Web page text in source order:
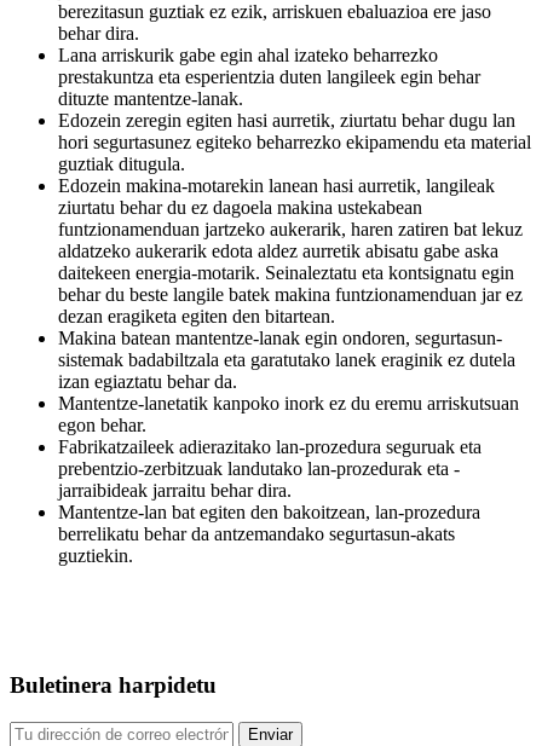
berezitasun guztiak ez ezik, arriskuen ebaluazioa ere jaso
behar dira.
Lana arriskurik gabe egin ahal izateko beharrezko
prestakuntza eta esperientzia duten langileek egin behar
dituzte mantentze-lanak.
Edozein zeregin egiten hasi aurretik, ziurtatu behar dugu lan
hori segurtasunez egiteko beharrezko ekipamendu eta material
guztiak ditugula.
Edozein makina-motarekin lanean hasi aurretik, langileak
ziurtatu behar du ez dagoela makina ustekabean
funtzionamenduan jartzeko aukerarik, haren zatiren bat lekuz
aldatzeko aukerarik edota aldez aurretik abisatu gabe aska
daitekeen energia-motarik. Seinaleztatu eta kontsignatu egin
behar du beste langile batek makina funtzionamenduan jar ez
dezan eragiketa egiten den bitartean.
Makina batean mantentze-lanak egin ondoren, segurtasun-
sistemak badabiltzala eta garatutako lanek eraginik ez dutela
izan egiaztatu behar da.
Mantentze-lanetatik kanpoko inork ez du eremu arriskutsuan
egon behar.
Fabrikatzaileek adierazitako lan-prozedura seguruak eta
prebentzio-zerbitzuak landutako lan-prozedurak eta -
jarraibideak jarraitu behar dira.
Mantentze-lan bat egiten den bakoitzean, lan-prozedura
berrelikatu behar da antzemandako segurtasun-akats
guztiekin.
Buletinera harpidetu
Enviar